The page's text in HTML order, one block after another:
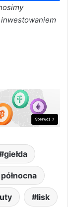
giełda
lisk